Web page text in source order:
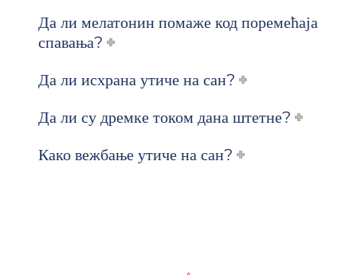
Да ли мелатонин помаже код поремећаја
спавања?
Да ли исхрана утиче на сан?
Да ли су дремке током дана штетне?
Како вежбање утиче на сан?